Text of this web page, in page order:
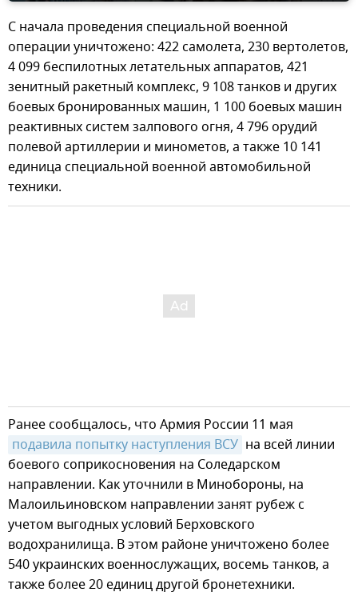
С начала проведения специальной военной
операции уничтожено: 422 самолета, 230 вертолетов,
4 099 беспилотных летательных аппаратов, 421
зенитный ракетный комплекс, 9 108 танков и других
боевых бронированных машин, 1 100 боевых машин
реактивных систем залпового огня, 4 796 орудий
полевой артиллерии и минометов, а также 10 141
единица специальной военной автомобильной
техники.
Ранее сообщалось, что Армия России 11 мая
подавила попытку наступления ВСУ на всей линии
боевого соприкосновения на Соледарском
направлении. Как уточнили в Минобороны, на
Малоильиновском направлении занят рубеж с
учетом выгодных условий Берховского
водохранилища. В этом районе уничтожено более
540 украинских военнослужащих, восемь танков, а
также более 20 единиц другой бронетехники.